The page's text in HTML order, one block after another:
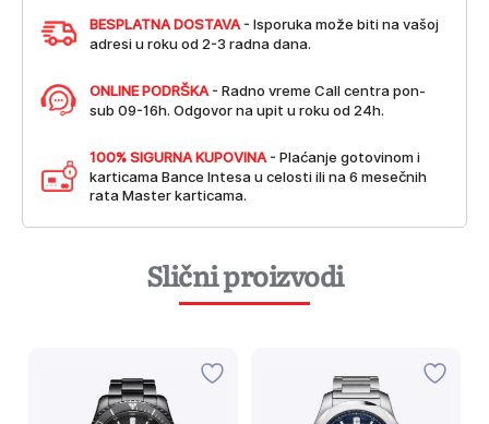
BESPLATNA DOSTAVA - Isporuka može biti na vašoj
adresi u roku od 2-3 radna dana.
ONLINE PODRŠKA - Radno vreme Call centra pon-
sub 09-16h. Odgovor na upit u roku od 24h.
100% SIGURNA KUPOVINA - Plaćanje gotovinom i
karticama Bance Intesa u celosti ili na 6 mesečnih
rata Master karticama.
Slični proizvodi